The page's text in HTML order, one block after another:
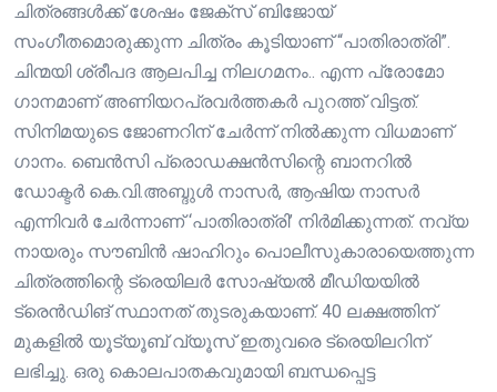
ചിത്രങ്ങൾക്ക് ശേഷം ജേക്സ് ബിജോയ്
സംഗീതമൊരുക്കുന്ന ചിത്രം കൂടിയാണ് “പാതിരാത്രി”.
ചിന്മയി ശ്രീപദ ആലപിച്ച നിലഗമനം.. എന്ന പ്രോമോ
ഗാനമാണ് അണിയറപ്രവർത്തകർ പുറത്ത് വിട്ടത്.
സിനിമയുടെ ജോണറിന് ചേർന്ന് നിൽക്കുന്ന വിധമാണ്
ഗാനം. ബെൻസി പ്രൊഡക്ഷൻസിന്റെ ബാനറിൽ
ഡോക്ടർ കെ.വി.അബ്ദുൾ നാസർ, ആഷിയ നാസർ
എന്നിവർ ചേർന്നാണ് ‘പാതിരാത്രി’ നിർമിക്കുന്നത്. നവ്യ
നായരും സൗബിൻ ഷാഹിറും പൊലീസുകാരായെത്തുന്ന
ചിത്രത്തിന്റെ ട്രെയിലർ സോഷ്യൽ മീഡിയയിൽ
ട്രെൻഡിങ് സ്ഥാനത് തുടരുകയാണ്. 40 ലക്ഷത്തിന്
മുകളിൽ യൂട്യൂബ് വ്യൂസ് ഇതുവരെ ട്രെയിലറിന്
ലഭിച്ചു. ഒരു കൊലപാതകവുമായി ബന്ധപ്പെട്ട